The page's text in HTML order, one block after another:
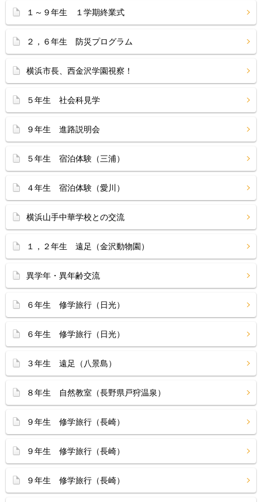
１～９年生 １学期終業式
２，６年生 防災プログラム
横浜市長、西金沢学園視察！
５年生 社会科見学
９年生 進路説明会
５年生 宿泊体験（三浦）
４年生 宿泊体験（愛川）
横浜山手中華学校との交流
１，２年生 遠足（金沢動物園）
異学年・異年齢交流
６年生 修学旅行（日光）
６年生 修学旅行（日光）
３年生 遠足（八景島）
８年生 自然教室（長野県戸狩温泉）
９年生 修学旅行（長崎）
９年生 修学旅行（長崎）
９年生 修学旅行（長崎）